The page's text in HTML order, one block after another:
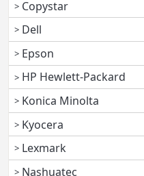
Copystar
Dell
Epson
HP Hewlett-Packard
Konica Minolta
Kyocera
Lexmark
Nashuatec